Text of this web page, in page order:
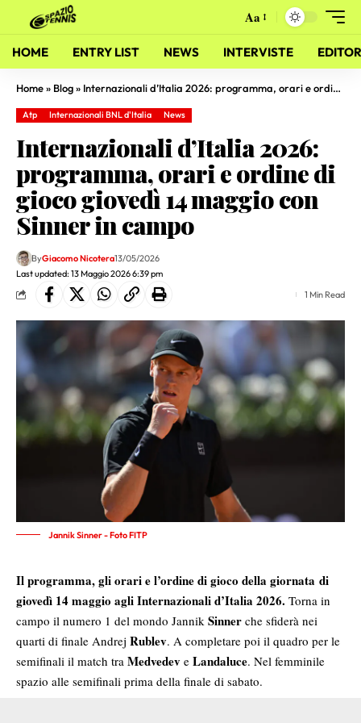
Aa
HOME ENTRY LIST NEWS INTERVISTE
Home» Blog» Internazionali d’Italia 2026: programma, orari e ordine di gioco giovedì 14 maggio con Sinner in campo
Atp Internazionali BNL d'Italia News
Internazionali d’Italia 2026:
programma, orari e ordine di
gioco giovedì 14 maggio con
Sinner in campo
Last updated: 13 Maggio 2026 6:39 pm
ByGiacomo Nicotera13/05/2026
1 Min Read
Jannik Sinner - Foto FITP
Il programma, gli orari e l’ordine di gioco della giornata di
giovedì 14 maggio agli Internazionali d’Italia 2026. Torna in
campo il numero 1 del mondo Jannik Sinner che sfiderà nei
quarti di finale Andrej Rublev. A completare poi il quadro per le
semifinali il match tra Medvedev e Landaluce. Nel femminile
spazio alle semifinali prima della finale di sabato.